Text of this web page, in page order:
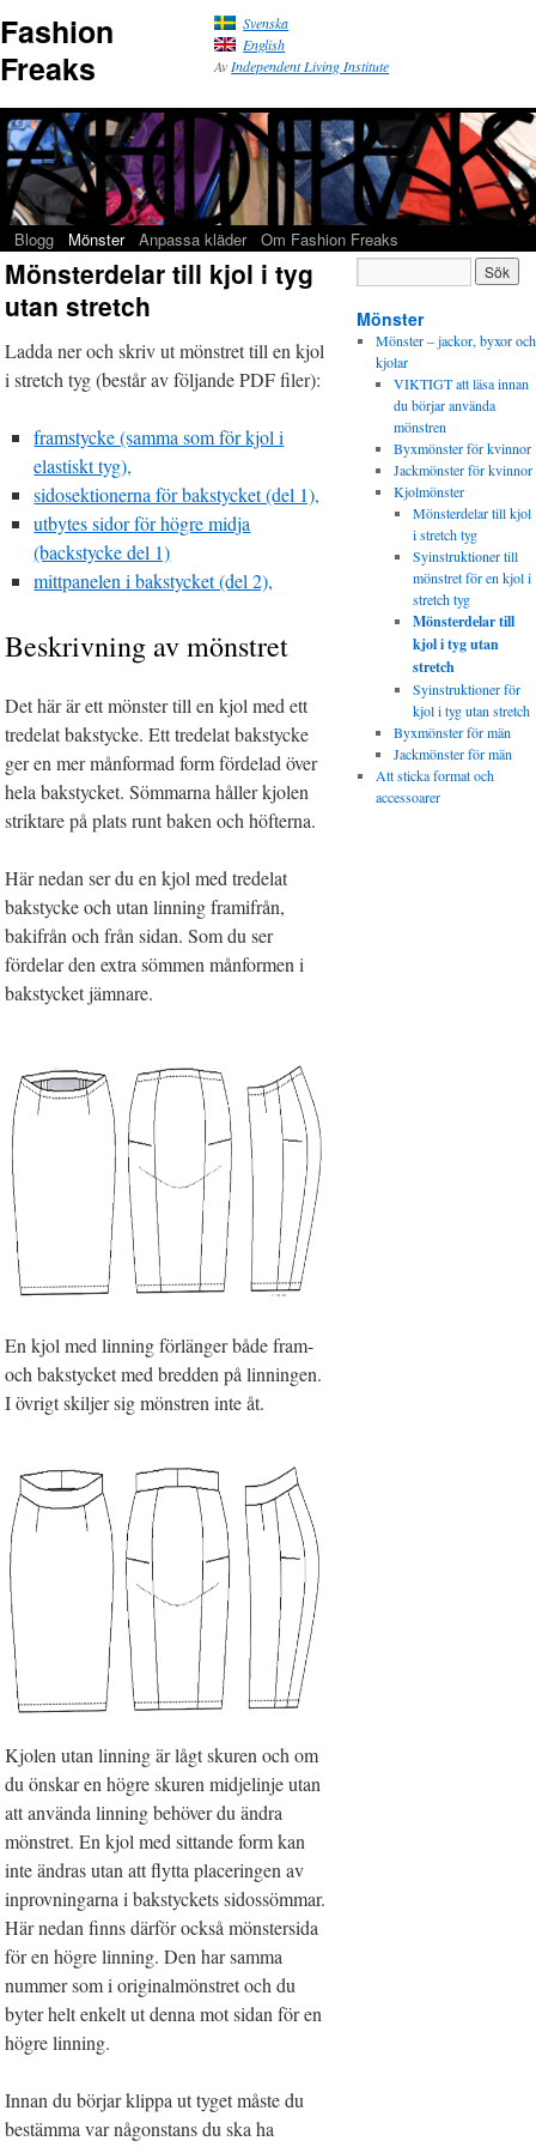
Fashion
Freaks
Svenska
English
Av Independent Living Institute
Blogg Mönster Anpassa kläder Om Fashion Freaks
Mönsterdelar till kjol i tyg
utan stretch
Ladda ner och skriv ut mönstret till en kjol
i stretch tyg (består av följande PDF filer):
framstycke (samma som för kjol i
elastiskt tyg),
sidosektionerna för bakstycket (del 1),
utbytes sidor för högre midja
(backstycke del 1)
mittpanelen i bakstycket (del 2),
Beskrivning av mönstret
Det här är ett mönster till en kjol med ett
tredelat bakstycke. Ett tredelat bakstycke
ger en mer månformad form fördelad över
hela bakstycket. Sömmarna håller kjolen
striktare på plats runt baken och höfterna.
Här nedan ser du en kjol med tredelat
bakstycke och utan linning framifrån,
bakifrån och från sidan. Som du ser
fördelar den extra sömmen månformen i
bakstycket jämnare.
En kjol med linning förlänger både fram-
och bakstycket med bredden på linningen.
I övrigt skiljer sig mönstren inte åt.
Kjolen utan linning är lågt skuren och om
du önskar en högre skuren midjelinje utan
att använda linning behöver du ändra
mönstret. En kjol med sittande form kan
inte ändras utan att flytta placeringen av
inprovningarna i bakstyckets sidossömmar.
Här nedan finns därför också mönstersida
för en högre linning. Den har samma
nummer som i originalmönstret och du
byter helt enkelt ut denna mot sidan för en
högre linning.
Innan du börjar klippa ut tyget måste du
bestämma var någonstans du ska ha
Mönster
Mönster – jackor, byxor och
kjolar
VIKTIGT att läsa innan
du börjar använda
mönstren
Byxmönster för kvinnor
Jackmönster för kvinnor
Kjolmönster
Mönsterdelar till kjol
i stretch tyg
Syinstruktioner till
mönstret för en kjol i
stretch tyg
Mönsterdelar till
kjol i tyg utan
stretch
Syinstruktioner för
kjol i tyg utan stretch
Byxmönster för män
Jackmönster för män
Att sticka format och
accessoarer